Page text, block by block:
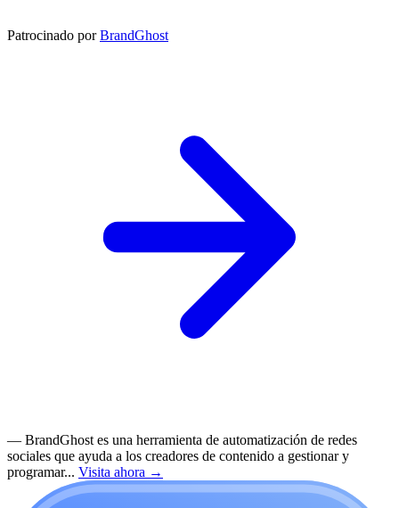
Patrocinado por BrandGhost
— BrandGhost es una herramienta de automatización de redes
sociales que ayuda a los creadores de contenido a gestionar y
programar... Visita ahora →